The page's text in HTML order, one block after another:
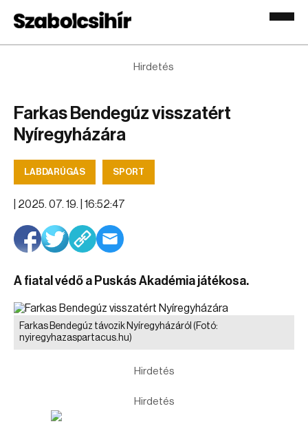
Hirdetés
Farkas Bendegúz visszatért
Nyíregyházára
LABDARÚGÁS SPORT
2025. 07. 19. | 16:52:47
A fiatal védő a Puskás Akadémia játékosa.
Farkas Bendegúz távozik Nyíregyházáról (Fotó:
nyiregyhazaspartacus.hu)
Hirdetés
Hirdetés